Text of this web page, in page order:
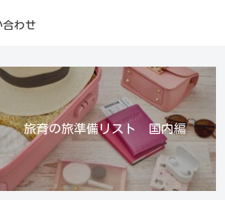
合わせ
旅育の旅準備リスト 国内編